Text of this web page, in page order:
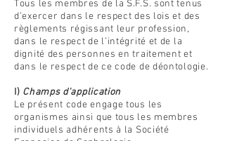
Tous les membres de la S.F.S. sont tenus
d’exercer dans le respect des lois et des
règlements régissant leur profession,
dans le respect de l’intégrité et de la
dignité des personnes en traitement et
dans le respect de ce code de déontologie.
I) Champs d'application
Le présent code engage tous les
organismes ainsi que tous les membres
individuels adhérents à la Société